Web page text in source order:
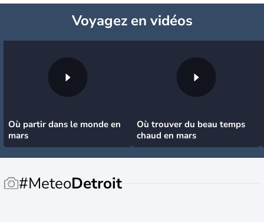
Voyagezen vidéos
Où partir dans le monde en
mars
Où trouver du beau temps
chaud en mars
#MeteoDetroit